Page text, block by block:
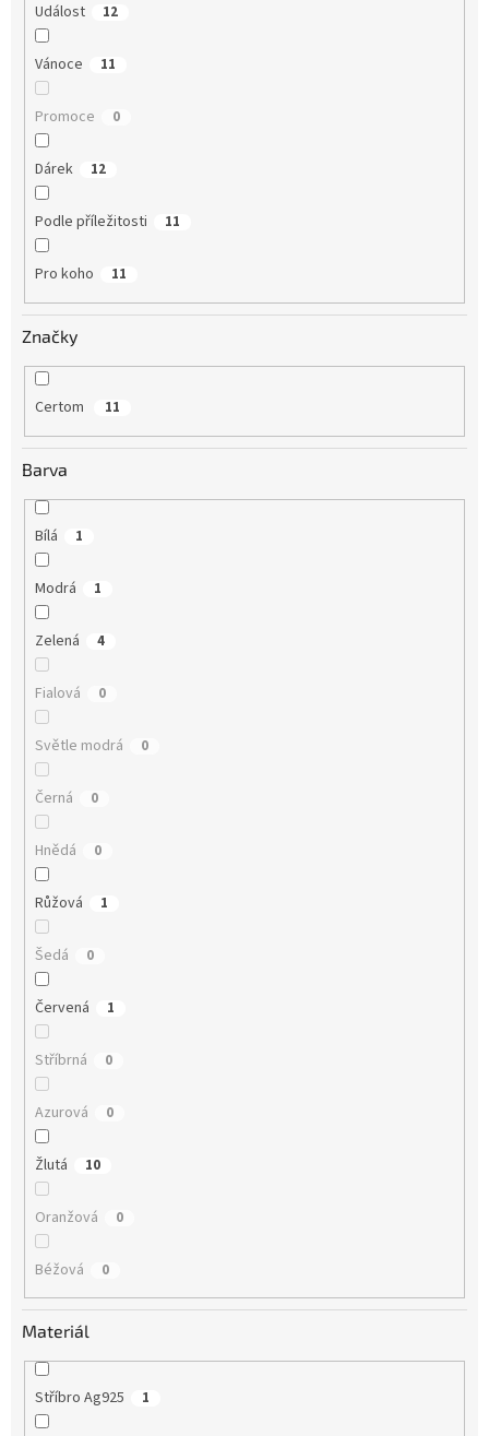
Událost 12
Vánoce 11
Promoce 0
Dárek 12
Podle příležitosti 11
Pro koho 11
Značky
Certom 11
Barva
Bílá 1
Modrá 1
Zelená 4
Fialová 0
Světle modrá 0
Černá 0
Hnědá 0
Růžová 1
Šedá 0
Červená 1
Stříbrná 0
Azurová 0
Žlutá 10
Oranžová 0
Béžová 0
Materiál
Stříbro Ag925 1